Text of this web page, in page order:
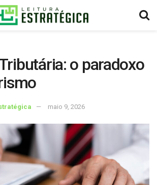
o paradoxo
maio 9, 2026